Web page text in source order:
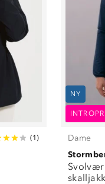
(1 )
NY
Dame